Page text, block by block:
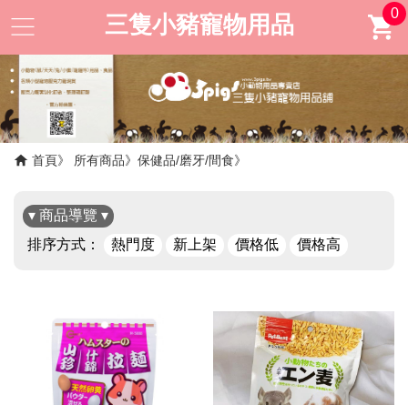
三隻小豬寵物用品 0
首頁 所有商品 保健品/磨牙/間食
▾ 商品導覽 ▾
排序方式：
熱門度 新上架 價格低 價格高